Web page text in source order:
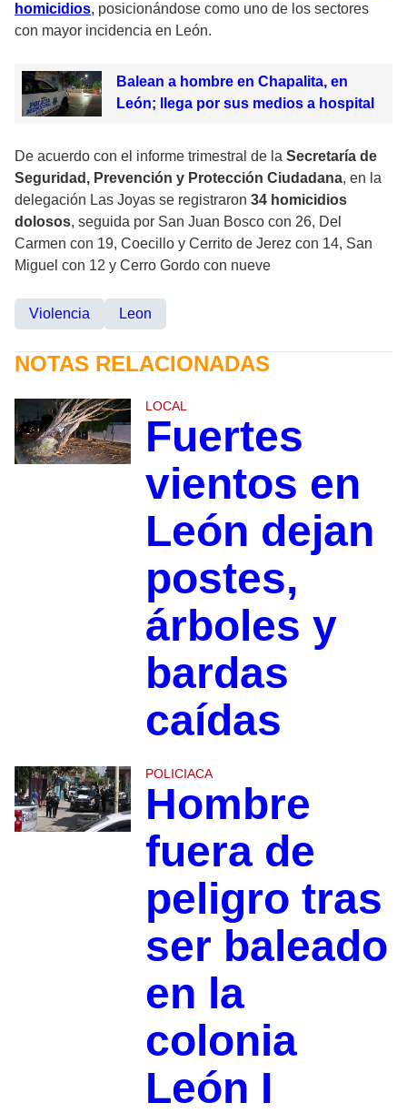
homicidios, posicionándose como uno de los sectores
con mayor incidencia en León.
Balean a hombre en Chapalita, en
León; llega por sus medios a hospital
De acuerdo con el informe trimestral de la Secretaría de
Seguridad, Prevención y Protección Ciudadana, en la
delegación Las Joyas se registraron 34 homicidios
dolosos, seguida por San Juan Bosco con 26, Del
Carmen con 19, Coecillo y Cerrito de Jerez con 14, San
Miguel con 12 y Cerro Gordo con nueve
Violencia Leon
NOTAS RELACIONADAS
LOCAL
Fuertes
vientos en
León dejan
postes,
árboles y
bardas
caídas
POLICIACA
Hombre
fuera de
peligro tras
ser baleado
en la
colonia
León I